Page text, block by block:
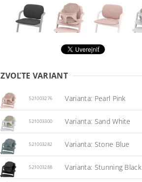
ZVOĽTE VARIANT
521003276 Varianta: Pearl Pink
521003300 Varianta: Sand White
521003282 Varianta: Stone Blue
521003288 Varianta: Stunning Black